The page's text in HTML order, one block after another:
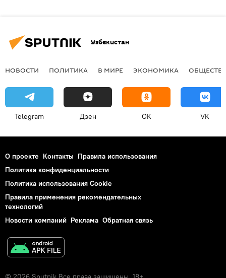
Узбекистан
НОВОСТИ ПОЛИТИКА В МИРЕ ЭКОНОМИКА
Telegram Дзен OK VK
О проекте Контакты Правила использования
Политика конфиденциальности
Политика использования Cookie
Правила применения рекомендательных
технологий
Новости компаний Реклама Обратная связь